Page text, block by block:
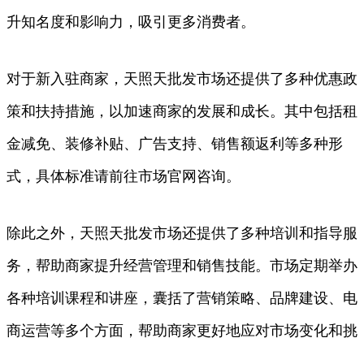
升知名度和影响力，吸引更多消费者。
对于新入驻商家，天照天批发市场还提供了多种优惠政
策和扶持措施，以加速商家的发展和成长。其中包括租
金减免、装修补贴、广告支持、销售额返利等多种形
式，具体标准请前往市场官网咨询。
除此之外，天照天批发市场还提供了多种培训和指导服
务，帮助商家提升经营管理和销售技能。市场定期举办
各种培训课程和讲座，囊括了营销策略、品牌建设、电
商运营等多个方面，帮助商家更好地应对市场变化和挑